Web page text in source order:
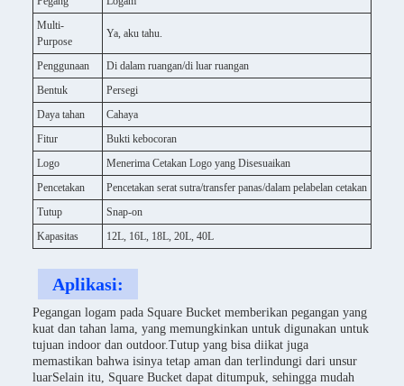
Multi-
Purpose
Ya, aku tahu.
Penggunaan
Di dalam ruangan/di luar ruangan
Bentuk
Persegi
Daya tahan
Cahaya
Fitur
Bukti kebocoran
Logo
Menerima Cetakan Logo yang Disesuaikan
Pencetakan
Pencetakan serat sutra/transfer panas/dalam pelabelan cetakan
Tutup
Snap-on
Kapasitas
12L, 16L, 18L, 20L, 40L
Aplikasi:
Pegangan logam pada Square Bucket memberikan pegangan yang
kuat dan tahan lama, yang memungkinkan untuk digunakan untuk
tujuan indoor dan outdoor.Tutup yang bisa diikat juga
memastikan bahwa isinya tetap aman dan terlindungi dari unsur
luarSelain itu, Square Bucket dapat ditumpuk, sehingga mudah